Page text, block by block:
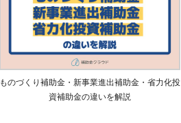
ものづくり補助金・新事業進出補助金・省力化投
資補助金の違いを解説